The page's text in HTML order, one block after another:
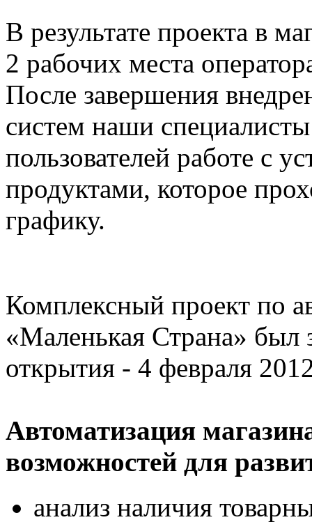
В результате проекта в
2 рабочих места
После завершения
систем наши
пользователей работе с
продуктами, которое
графику.
Комплексный проект по
«Маленькая Страна» был
открытия - 4 февраля
Автоматизация
возможностей для
анализ наличия